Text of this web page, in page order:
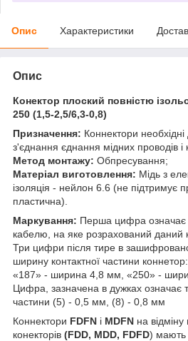
Опис Характеристики
Опис
Конектор плоский повністю
250 (1,5-2,5/6,3-0,8)
Призначення: Коннектори
з'єднання єднання мідних проводів і
Метод монтажу: Обпресування;
Матеріал виготовлення: Мідь з
ізоляція - нейлон 6.6 (не підтримує
пластична).
Маркування: Перша цифра означає
кабелю, на яке розрахований даний
Три цифри після тире в
ширину контактної частини
«187» - ширина 4,8 мм, «250» -
Цифра, зазначена в дужках означає
частини (5) - 0,5 мм, (8) - 0,8 мм
Коннектори FDFN і MDFN на
конекторів (FDD, MDD, FDFD) мають